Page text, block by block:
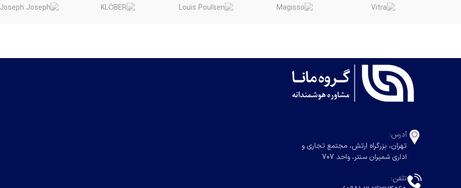
آدرس:
تهران، بزرگراه ارتش، مجتمع تجاری و
اداری شمیران سنتر، واحد 707
تلفن: